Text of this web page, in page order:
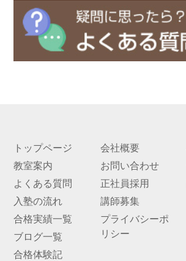
トップページ
教室案内
よくある質問
入塾の流れ
合格実績一覧
ブログ一覧
合格体験記
会社概要
お問い合わせ
正社員採用
講師募集
プライバシーポ
リシー